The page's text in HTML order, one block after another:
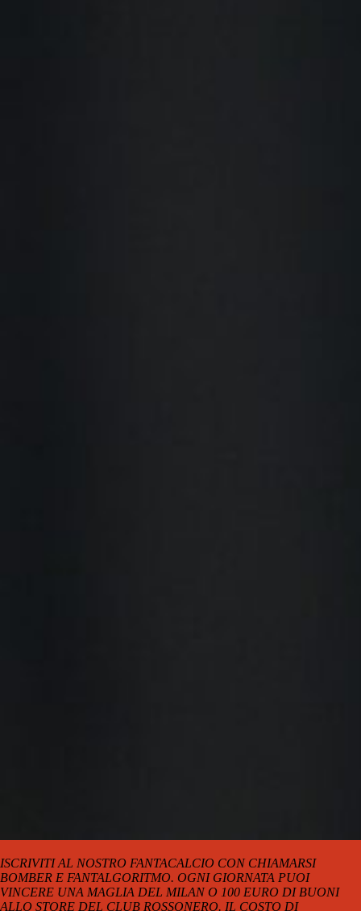
ISCRIVITI AL NOSTRO FANTACALCIO CON CHIAMARSI
BOMBER E FANTALGORITMO. OGNI GIORNATA PUOI
VINCERE UNA MAGLIA DEL MILAN O 100 EURO DI BUONI
ALLO STORE DEL CLUB ROSSONERO. IL COSTO DI